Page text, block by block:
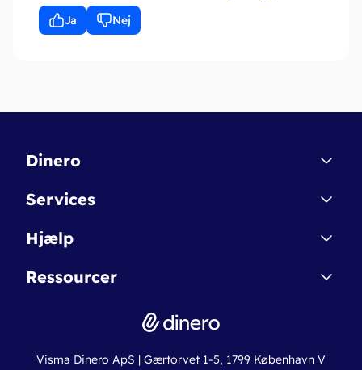
Ja Nej
Dinero
Kontakt
Betingelser & Sikkerhed
Nye funktioner
Services
Dinero Starter
Dinero Pro
Erhvervslån
Hjælp
Regnskabsordbogen
Ressourcer
Ny virksomhed
Visma Dinero ApS | Gærtorvet 1-5, 1799 København V